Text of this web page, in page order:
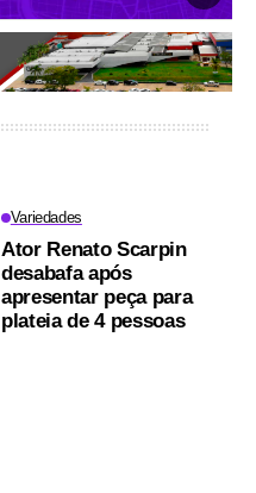
Variedades
Ator Renato Scarpin
desabafa após
apresentar peça para
plateia de 4 pessoas